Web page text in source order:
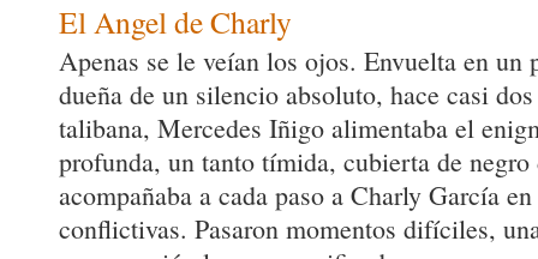
El Angel de Charly
Apenas se le veían los ojos. Envuelta en un
dueña de un silencio absoluto, hace casi
talibana, Mercedes Iñigo alimentaba el
profunda, un tanto tímida, cubierta de negro
acompañaba a cada paso a Charly García
conflictivas. Pasaron momentos difíciles,